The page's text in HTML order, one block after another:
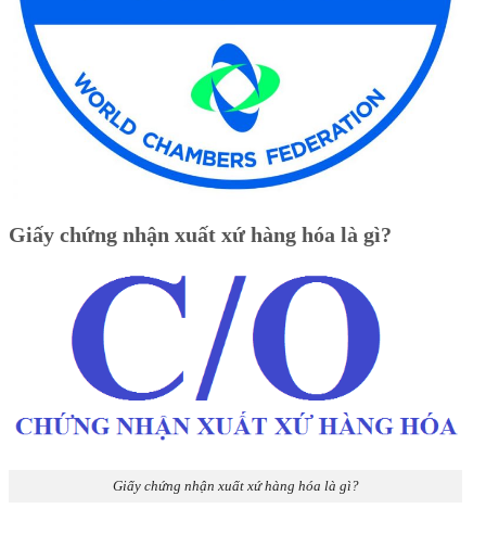
Giấy chứng nhận xuất xứ hàng hóa là gì?
Giấy chứng nhận xuất xứ hàng hóa là gì?